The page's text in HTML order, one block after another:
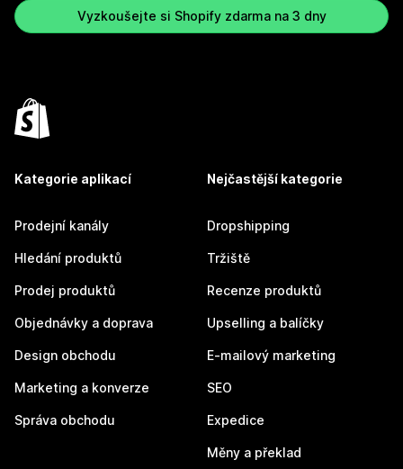
Vyzkoušejte si Shopify zdarma na 3 dny
Kategorie aplikací
Prodejní kanály
Hledání produktů
Prodej produktů
Objednávky a doprava
Design obchodu
Marketing a konverze
Správa obchodu
Nejčastější kategorie
Dropshipping
Tržiště
Recenze produktů
Upselling a balíčky
E-mailový marketing
SEO
Expedice
Měny a překlad